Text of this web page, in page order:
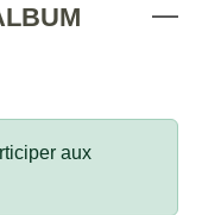
aux